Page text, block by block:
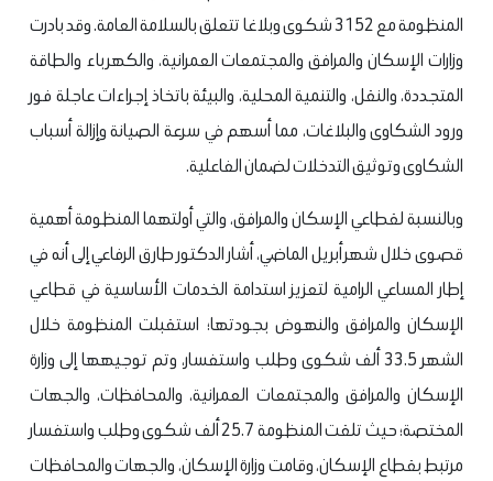
المنظومة مع 3152 شكوى وبلاغا تتعلق بالسلامة العامة. وقد بادرت
وزارات الإسكان والمرافق والمجتمعات العمرانية، والكهرباء والطاقة
المتجددة، والنقل، والتنمية المحلية، والبيئة باتخاذ إجراءات عاجلة فور
ورود الشكاوى والبلاغات، مما أسهم في سرعة الصيانة وإزالة أسباب
الشكاوى وتوثيق التدخلات لضمان الفاعلية.
وبالنسبة لقطاعي الإسكان والمرافق، والتي أولتهما المنظومة أهمية
قصوى خلال شهر أبريل الماضي، أشار الدكتور طارق الرفاعي إلى أنه في
إطار المساعي الرامية لتعزيز استدامة الخدمات الأساسية في قطاعي
الإسكان والمرافق والنهوض بجودتها؛ استقبلت المنظومة خلال
الشهر 33.5 ألف شكوى وطلب واستفسار، وتم توجيهها إلى وزارة
الإسكان والمرافق والمجتمعات العمرانية، والمحافظات، والجهات
المختصة؛ حيث تلقت المنظومة 25.7 ألف شكوى وطلب واستفسار
مرتبط بقطاع الإسكان، وقامت وزارة الإسكان، والجهات والمحافظات